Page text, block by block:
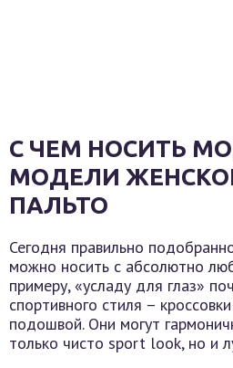
С ЧЕМ НОСИТЬ
МОДЕЛИ
ПАЛЬТО
Сегодня правильно
можно носить с абсолютно
примеру, «усладу для глаз»
спортивного стиля –
подошвой. Они могут
только чисто sport look, но и